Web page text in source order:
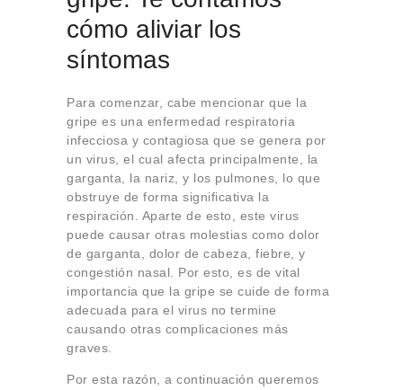
cómo aliviar los
síntomas
Para comenzar, cabe mencionar que la
gripe es una enfermedad respiratoria
infecciosa y contagiosa que se genera por
un virus, el cual afecta principalmente, la
garganta, la nariz, y los pulmones, lo que
obstruye de forma significativa la
respiración. Aparte de esto, este virus
puede causar otras molestias como dolor
de garganta, dolor de cabeza, fiebre, y
congestión nasal. Por esto, es de vital
importancia que la gripe se cuide de forma
adecuada para el virus no termine
causando otras complicaciones más
graves.
Por esta razón, a continuación queremos